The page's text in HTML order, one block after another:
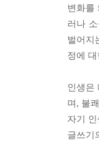
변화를
러나
벌어지
정에
인생은
며, 불
자기
글쓰기